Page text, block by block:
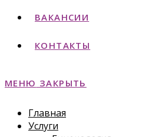
ВАКАНСИИ
КОНТАКТЫ
МЕНЮ ЗАКРЫТЬ
Главная
Услуги